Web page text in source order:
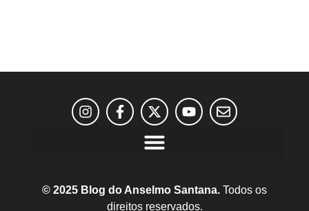
© 2025 Blog do Anselmo Santana. Todos os
direitos reservados.